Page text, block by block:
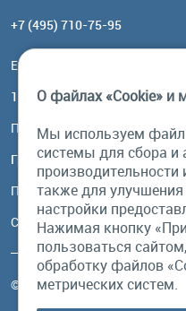
+7 (495) 710-75-95
Email:
117485, Москва, ул.
Посмотреть на карте
График работы
Пн-Пт: с 10:00 до 18:00
Сб, Вс: выходной
© Бурый Медведь MMXXVI.
О файлах «Cookie» и
Мы используем
системы для сбора
производительности
также для
настройки
Нажимая кнопку
пользоваться
обработку файлов
метрических систем.